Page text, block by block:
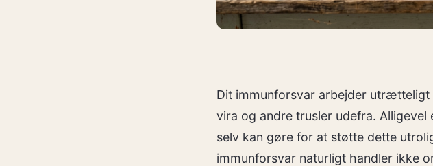
Dit immunforsvar arbejder
vira og andre trusler udefra.
selv kan gøre for at støtte dette
immunforsvar naturligt handler ikke